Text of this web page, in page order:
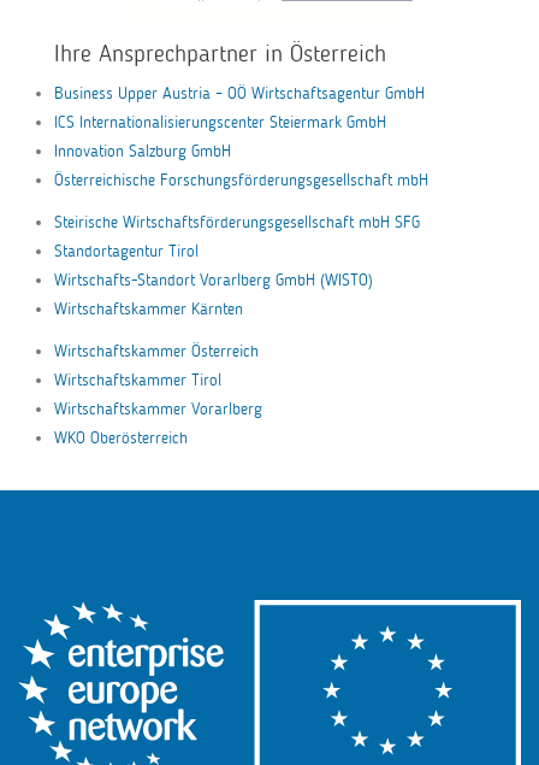
Ihre Ansprechpartner in Österreich
Business Upper Austria – OÖ Wirtschaftsagentur GmbH
ICS Internationalisierungscenter Steiermark GmbH
Innovation Salzburg GmbH
Österreichische Forschungsförderungsgesellschaft mbH
Steirische Wirtschaftsförderungsgesellschaft mbH SFG
Standortagentur Tirol
Wirtschafts-Standort Vorarlberg GmbH (WISTO)
Wirtschaftskammer Kärnten
Wirtschaftskammer Österreich
Wirtschaftskammer Tirol
Wirtschaftskammer Vorarlberg
WKO Oberösterreich